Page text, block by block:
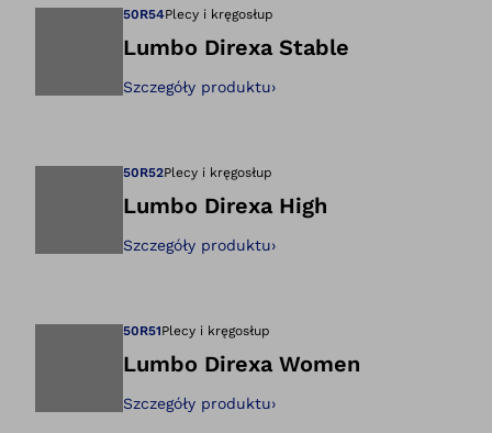
50R54Plecy i kręgosłup
Lumbo Direxa Stable
Szczegóły produktu›
50R52Plecy i kręgosłup
Lumbo Direxa High
Szczegóły produktu›
50R51Plecy i kręgosłup
Lumbo Direxa Women
Szczegóły produktu›